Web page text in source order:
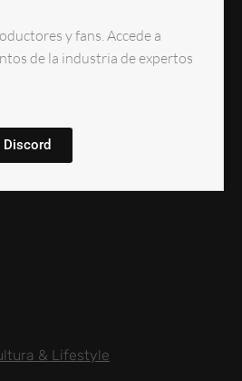
y fans. Accede a
de la industria de expertos
Discord
& Lifestyle